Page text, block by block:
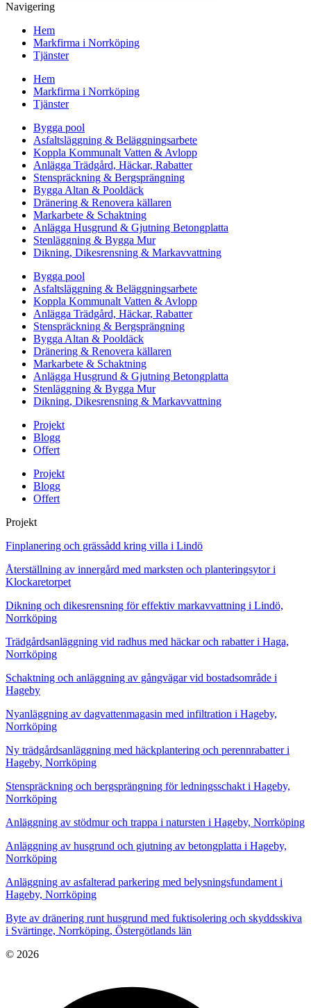
Navigering
Hem
Markfirma i Norrköping
Tjänster
Hem
Markfirma i Norrköping
Tjänster
Bygga pool
Asfaltsläggning & Beläggningsarbete
Koppla Kommunalt Vatten & Avlopp
Anlägga Trädgård, Häckar, Rabatter
Stenspräckning & Bergsprängning
Bygga Altan & Pooldäck
Dränering & Renovera källaren
Markarbete & Schaktning
Anlägga Husgrund & Gjutning Betongplatta
Stenläggning & Bygga Mur
Dikning, Dikesrensning & Markavvattning
Bygga pool
Asfaltsläggning & Beläggningsarbete
Koppla Kommunalt Vatten & Avlopp
Anlägga Trädgård, Häckar, Rabatter
Stenspräckning & Bergsprängning
Bygga Altan & Pooldäck
Dränering & Renovera källaren
Markarbete & Schaktning
Anlägga Husgrund & Gjutning Betongplatta
Stenläggning & Bygga Mur
Dikning, Dikesrensning & Markavvattning
Projekt
Blogg
Offert
Projekt
Blogg
Offert
Projekt
Finplanering och grässådd kring villa i Lindö
Återställning av innergård med marksten och planteringsytor i
Klockaretorpet
Dikning och dikesrensning för effektiv markavvattning i Lindö,
Norrköping
Trädgårdsanläggning vid radhus med häckar och rabatter i Haga,
Norrköping
Schaktning och anläggning av gångvägar vid bostadsområde i
Hageby
Nyanläggning av dagvattenmagasin med infiltration i Hageby,
Norrköping
Ny trädgårdsanläggning med häckplantering och perennrabatter i
Hageby, Norrköping
Stenspräckning och bergsprängning för ledningsschakt i Hageby,
Norrköping
Anläggning av stödmur och trappa i natursten i Hageby, Norrköping
Anläggning av husgrund och gjutning av betongplatta i Hageby,
Norrköping
Anläggning av asfalterad parkering med belysningsfundament i
Hageby, Norrköping
Byte av dränering runt husgrund med fuktisolering och skyddsskiva
i Svärtinge, Norrköping, Östergötlands län
© 2026